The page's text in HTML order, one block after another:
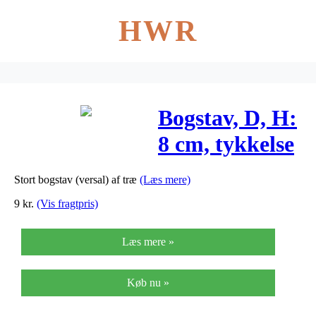
HWR
Bogstav, D, H:
8 cm, tykkelse
1,5 cm, MDF,
Stort bogstav (versal) af træ (Læs mere)
9 kr. (Vis fragtpris)
Læs mere »
Køb nu »